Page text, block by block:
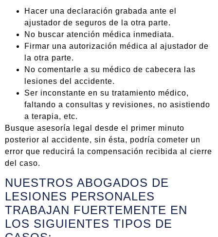
Hacer una declaración grabada ante el
ajustador de seguros de la otra parte.
No buscar atención médica inmediata.
Firmar una autorización médica al ajustador de
la otra parte.
No comentarle a su médico de cabecera las
lesiones del accidente.
Ser inconstante en su tratamiento médico,
faltando a consultas y revisiones, no asistiendo
a terapia, etc.
Busque asesoría legal desde el primer minuto
posterior al accidente, sin ésta, podría cometer un
error que reducirá la compensación recibida al cierre
del caso.
NUESTROS ABOGADOS DE
LESIONES PERSONALES
TRABAJAN FUERTEMENTE EN
LOS SIGUIENTES TIPOS DE